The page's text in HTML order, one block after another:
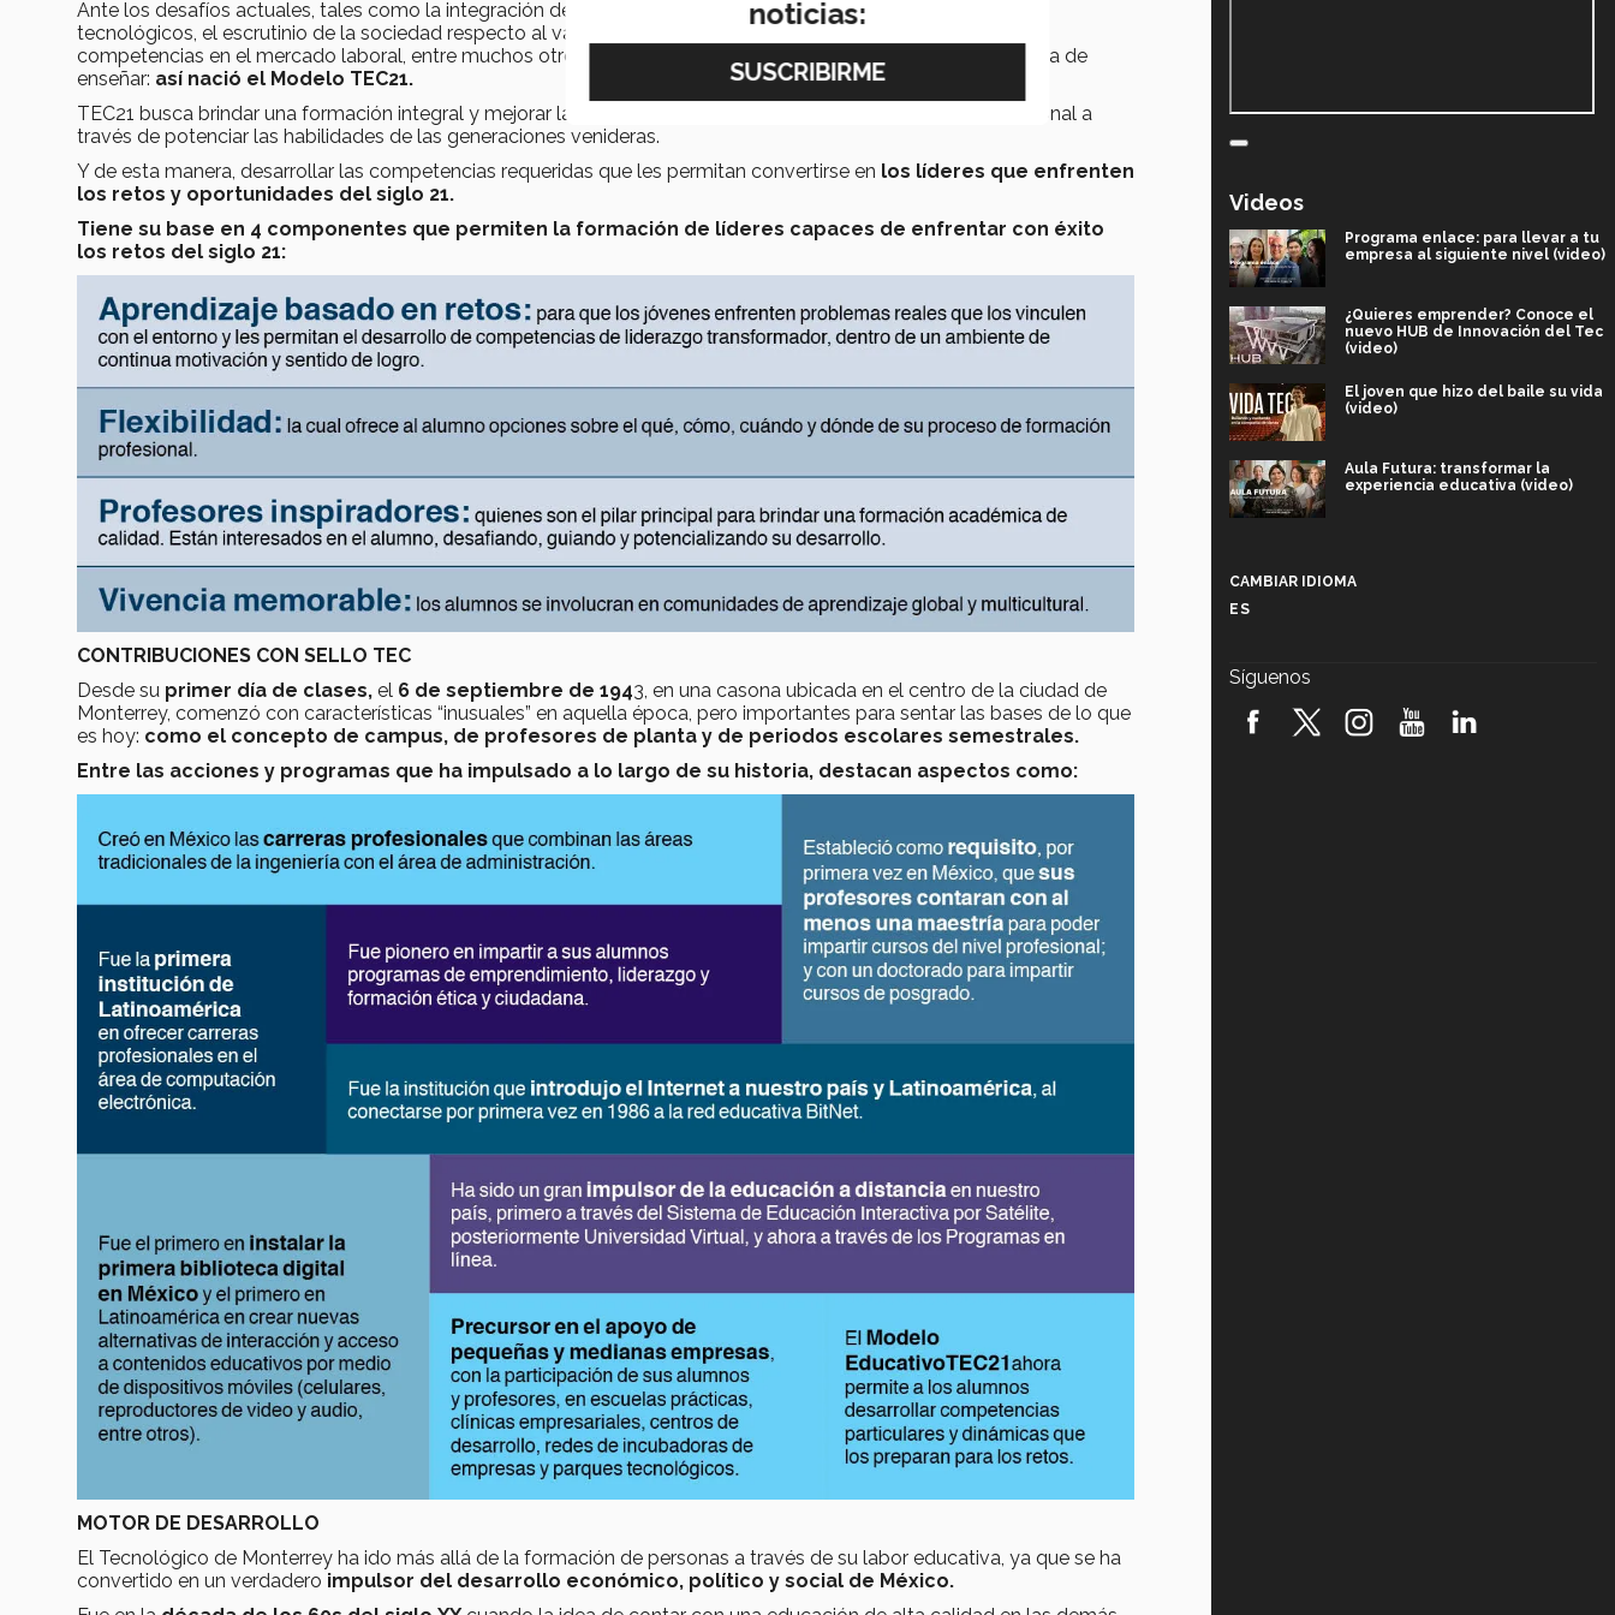
Ante los desafíos actuales, tales como la integración de los individuos en un mundo globalizado, los avances
tecnológicos, el escrutinio de la sociedad respecto al valor de la educación superior y la demanda de nuevas
competencias en el mercado laboral, entre muchos otros factores, el Tec tomó la decisión de innovar su forma de
enseñar: así nació el Modelo TEC21.
TEC21 busca brindar una formación integral y mejorar la competitividad de los alumnos en su campo profesional a
través de potenciar las habilidades de las generaciones venideras.
Y de esta manera, desarrollar las competencias requeridas que les permitan convertirse en los líderes que enfrenten
los retos y oportunidades del siglo 21.
Tiene su base en 4 componentes que permiten la formación de líderes capaces de enfrentar con éxito
los retos del siglo 21:
CONTRIBUCIONES CON SELLO TEC
Desde su primer día de clases, el 6 de septiembre de 1943, en una casona ubicada en el centro de la ciudad de
Monterrey, comenzó con características “inusuales” en aquella época, pero importantes para sentar las bases de lo que
es hoy: como el concepto de campus, de profesores de planta y de periodos escolares semestrales.
Entre las acciones y programas que ha impulsado a lo largo de su historia, destacan aspectos como:
MOTOR DE DESARROLLO
El Tecnológico de Monterrey ha ido más allá de la formación de personas a través de su labor educativa, ya que se ha
convertido en un verdadero impulsor del desarrollo económico, político y social de México.
Videos
Programa enlace: para llevar a tu
empresa al siguiente nivel (video)
¿Quieres emprender? Conoce el
nuevo HUB de Innovación del Tec
(video)
El joven que hizo del baile su vida
(video)
Aula Futura: transformar la
experiencia educativa (video)
robótica FIRST 2026! (video)
CAMBIAR IDIOMA
ES
Síguenos
noticias: